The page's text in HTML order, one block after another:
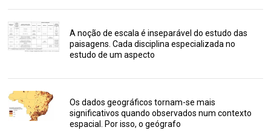
A noção de escala é inseparável do estudo das
paisagens. Cada disciplina especializada no
estudo de um aspecto
Os dados geográficos tornam-se mais
significativos quando observados num contexto
espacial. Por isso, o geógrafo